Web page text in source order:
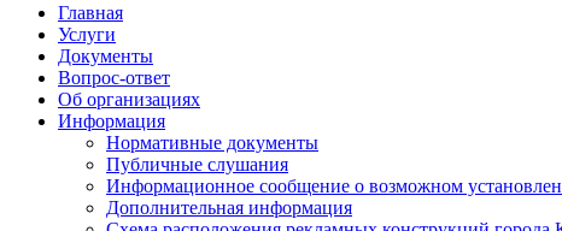
Главная
Услуги
Документы
Вопрос-ответ
Об организациях
Информация
Нормативные документы
Публичные слушания
Информационное сообщение о возможном
Дополнительная информация